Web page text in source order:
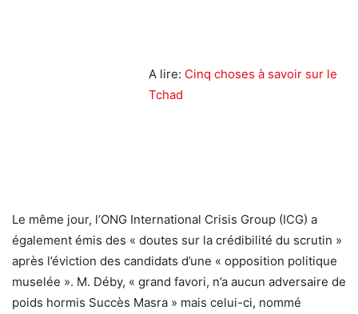
A lire: Cinq choses à savoir sur le
Tchad
Le même jour, l’ONG International Crisis Group (ICG) a
également émis des « doutes sur la crédibilité du scrutin »
après l’éviction des candidats d’une « opposition politique
muselée ». M. Déby, « grand favori, n’a aucun adversaire de
poids hormis Succès Masra » mais celui-ci, nommé